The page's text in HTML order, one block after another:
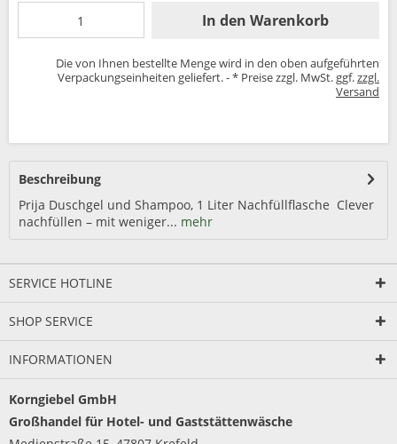
In den Warenkorb
Die von Ihnen bestellte Menge wird in den oben aufgeführten
Verpackungseinheiten geliefert. - * Preise zzgl. MwSt. ggf.zzgl.
Versand
Beschreibung
Prija Duschgel und Shampoo, 1 Liter Nachfüllflasche Clever
nachfüllen – mit weniger... mehr
SERVICE HOTLINE
SHOP SERVICE
INFORMATIONEN
Korngiebel GmbH
Großhandel für Hotel- und Gaststättenwäsche